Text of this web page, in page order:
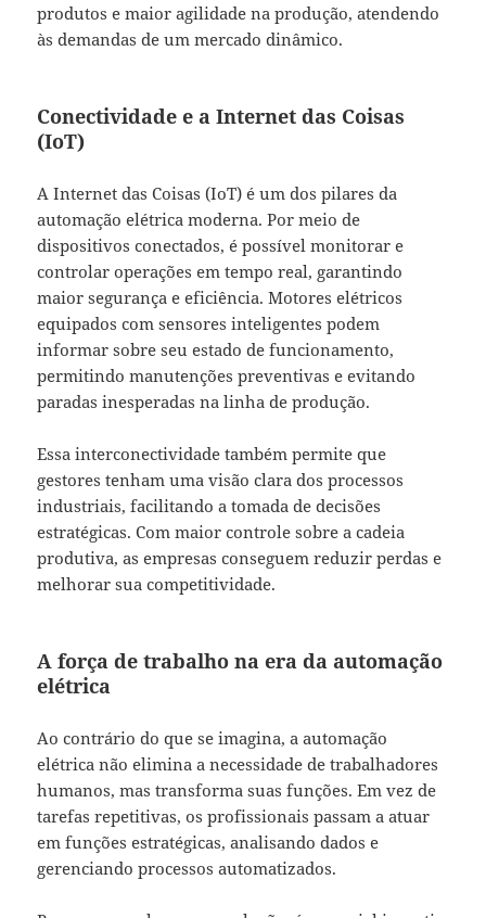
produtos e maior agilidade na produção, atendendo
às demandas de um mercado dinâmico.
Conectividade e a Internet das Coisas
(IoT)
A Internet das Coisas (IoT) é um dos pilares da
automação elétrica moderna. Por meio de
dispositivos conectados, é possível monitorar e
controlar operações em tempo real, garantindo
maior segurança e eficiência. Motores elétricos
equipados com sensores inteligentes podem
informar sobre seu estado de funcionamento,
permitindo manutenções preventivas e evitando
paradas inesperadas na linha de produção.
Essa interconectividade também permite que
gestores tenham uma visão clara dos processos
industriais, facilitando a tomada de decisões
estratégicas. Com maior controle sobre a cadeia
produtiva, as empresas conseguem reduzir perdas e
melhorar sua competitividade.
A força de trabalho na era da automação
elétrica
Ao contrário do que se imagina, a automação
elétrica não elimina a necessidade de trabalhadores
humanos, mas transforma suas funções. Em vez de
tarefas repetitivas, os profissionais passam a atuar
em funções estratégicas, analisando dados e
gerenciando processos automatizados.